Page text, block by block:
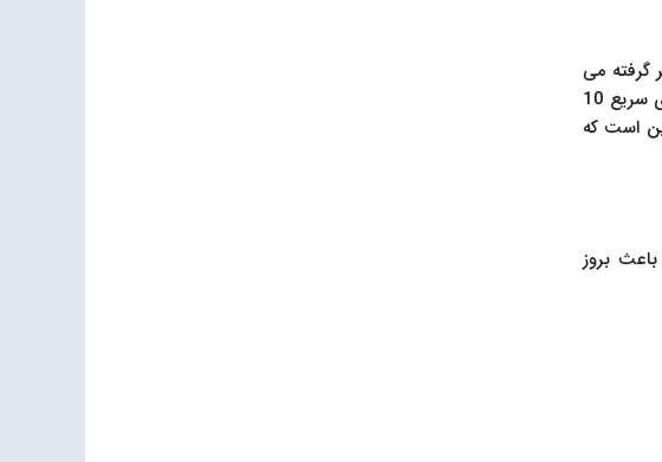
در دقیقه بالا در نظر گرفته می
شود. با این حال چنین ضربان قلبی نشان دهنده ی خطر برای قلب نیست. چرا که به عنوان مثال، یک پیاده روی سریع 10
مهم این است که
بروز